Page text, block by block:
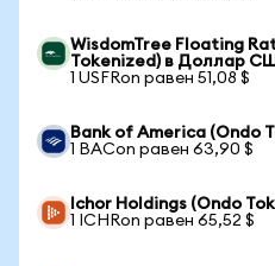
WisdomTree Floating
Tokenized) в Доллар
1 USFRon равен 51,08 $
Bank of America (Ondo
1 BACon равен 63,90 $
Ichor Holdings (Ondo
1 ICHRon равен 65,52 $